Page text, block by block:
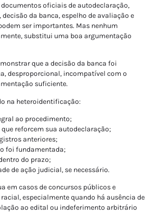
oficiais de autodeclaração,
da banca, espelho de avaliação e
ser importantes. Mas nenhum
substitui uma boa argumentação
que a decisão da banca foi
desproporcional, incompatível com o
suficiente.
na heteroidentificação:
ao procedimento;
que reforcem sua autodeclaração;
anteriores;
foi fundamentada;
do prazo;
de ação judicial, se necessário.
em casos de concursos públicos e
especialmente quando há ausência de
ao edital ou indeferimento arbitrário